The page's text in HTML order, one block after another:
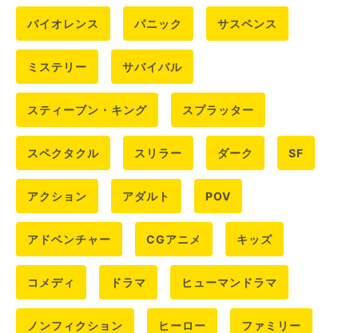
バイオレンス パニック サスペンス
ミステリー サバイバル
スティーブン・キング スプラッター
スペクタクル スリラー ダーク SF
アクション アダルト POV
アドベンチャー CGアニメ キッズ
コメディ ドラマ ヒューマンドラマ
ノンフィクション ヒーロー ファミリー